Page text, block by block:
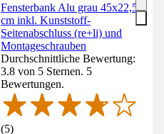
Fensterbank Alu grau 45x22,5
cm inkl. Kunststoff-
Seitenabschluss (re+li) und
Montageschrauben
Durchschnittliche Bewertung:
3.8 von 5 Sternen. 5
Bewertungen.
(5)